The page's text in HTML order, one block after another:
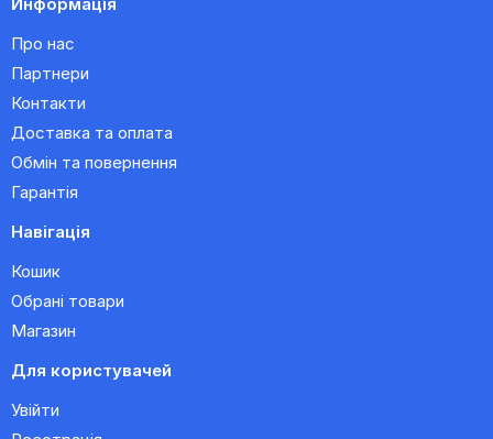
Про нас
Партнери
Контакти
Доставка та оплата
Обмін та повернення
Гарантія
Навігація
Кошик
Обрані товари
Магазин
Для користувачей
Увійти